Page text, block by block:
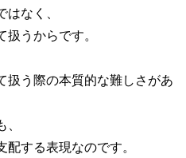
なく、
扱うからです。
扱う際の本質的な難しさがあ
する表現なのです。